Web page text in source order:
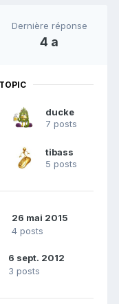
Dernière réponse
4 a
ducke
7 posts
tibass
5 posts
26 mai 2015
4 posts
6 sept. 2012
3 posts